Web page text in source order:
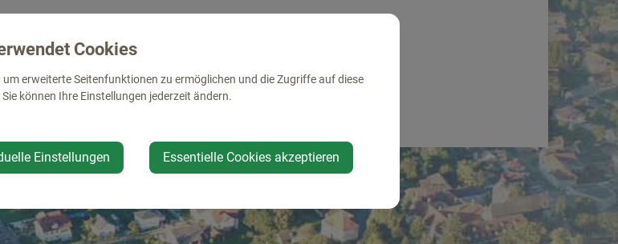
Cookies
um erweiterte Seitenfunktionen zu ermöglichen und die Zugriffe auf diese
können Ihre Einstellungen jederzeit ändern.
Einstellungen Essentielle Cookies akzeptieren